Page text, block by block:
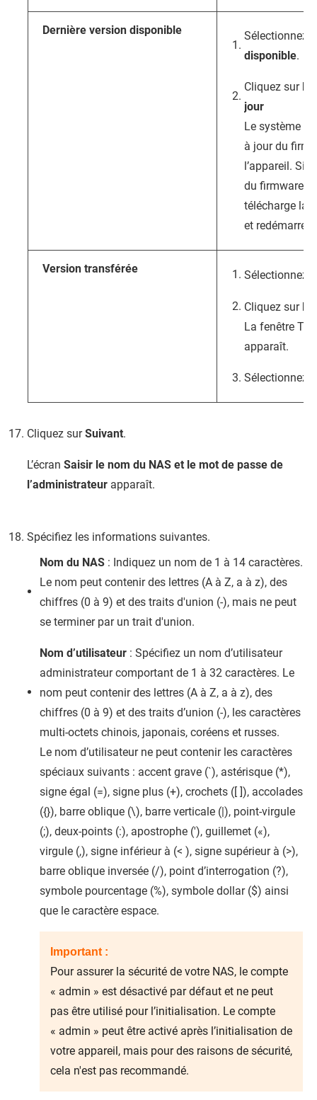
Dernière version disponible Sélectionnez
disponible.
Cliquez sur
jour
Le système
à jour du
l’appareil. Si
du firmware
télécharge la
et redémarre
Version transférée Sélectionnez
Cliquez sur
La fenêtre
apparaît.
Sélectionnez
Cliquez surSuivant.
L’écran Saisir le nom du NAS et le mot de passe de
l’administrateur apparaît.
Spécifiez les informations suivantes.
Nom du NAS : Indiquez un nom de 1 à 14 caractères.
Le nom peut contenir des lettres (A à Z, a à z), des
chiffres (0 à 9) et des traits d'union (-), mais ne peut
se terminer par un trait d'union.
Nom d’utilisateur : Spécifiez un nom d’utilisateur
administrateur comportant de 1 à 32 caractères. Le
nom peut contenir des lettres (A à Z, a à z), des
chiffres (0 à 9) et des traits d’union (-), les caractères
multi-octets chinois, japonais, coréens et russes.
Le nom d’utilisateur ne peut contenir les caractères
spéciaux suivants : accent grave (`), astérisque (*),
signe égal (=), signe plus (+), crochets ([ ]), accolades
({}), barre oblique (\), barre verticale (|), point-virgule
(;), deux-points (:), apostrophe ('), guillemet («),
virgule (,), signe inférieur à (< ), signe supérieur à (>),
barre oblique inversée (/), point d’interrogation (?),
symbole pourcentage (%), symbole dollar ($) ainsi
que le caractère espace.
Important :
Pour assurer la sécurité de votre NAS, le compte
« admin » est désactivé par défaut et ne peut
pas être utilisé pour l’initialisation. Le compte
« admin » peut être activé après l’initialisation de
votre appareil, mais pour des raisons de sécurité,
cela n'est pas recommandé.